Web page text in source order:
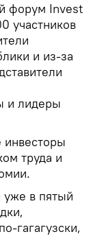
форум Invest
участников
и из-за
и лидеры
инвесторы
труда и
уже в пятый
гагагузски,